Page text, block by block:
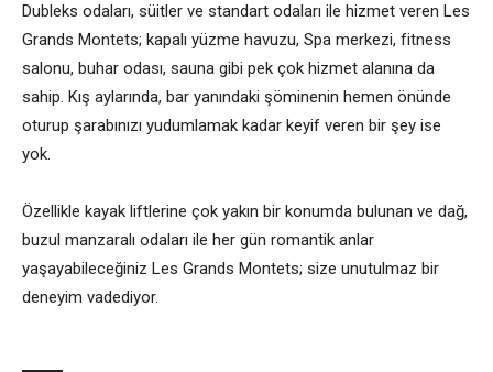
Dubleks odaları, süitler ve standart odaları ile hizmet veren Les
Grands Montets; kapalı yüzme havuzu, Spa merkezi, fitness
salonu, buhar odası, sauna gibi pek çok hizmet alanına da
sahip. Kış aylarında, bar yanındaki şöminenin hemen önünde
oturup şarabınızı yudumlamak kadar keyif veren bir şey ise
yok.
Özellikle kayak liftlerine çok yakın bir konumda bulunan ve dağ,
buzul manzaralı odaları ile her gün romantik anlar
yaşayabileceğiniz Les Grands Montets; size unutulmaz bir
deneyim vadediyor.